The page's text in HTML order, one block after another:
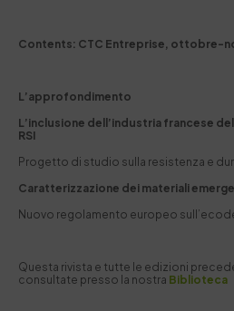
Contents: CTC Entreprise, ottobre-
L’approfondimento
L’inclusione dell’industria francese
RSI
Progetto di studio sulla resistenza e
Caratterizzazione dei materiali
Nuovo regolamento europeo
Questa rivista e tutte le edizioni
consultate presso la nostra Biblioteca